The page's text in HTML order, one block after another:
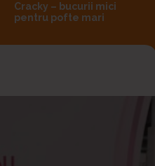
Cracky – bucurii mici
pentru pofte mari